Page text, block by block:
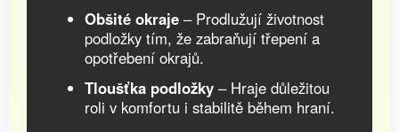
Obšité okraje – Prodlužují životnost
podložky tím, že zabraňují třepení a
opotřebení okrajů.
Tloušťka podložky – Hraje důležitou
roli v komfortu i stabilitě během hraní.